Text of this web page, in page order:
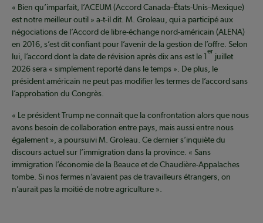
« Bien qu’imparfait, l’ACEUM (Accord Canada–États-Unis–Mexique)
est notre meilleur outil » a-t-il dit. M. Groleau, qui a participé aux
négociations de l’Accord de libre-échange nord-américain (ALENA)
en 2016, s’est dit confiant pour l’avenir de la gestion de l’offre. Selon
lui, l’accord dont la date de révision après dix ans est le 1
er
juillet
2026 sera « simplement reporté dans le temps ». De plus, le
président américain ne peut pas modifier les termes de l’accord sans
l’approbation du Congrès.
« Le président Trump ne connaît que la confrontation alors que nous
avons besoin de collaboration entre pays, mais aussi entre nous
également », a poursuivi M. Groleau. Ce dernier s’inquiète du
discours actuel sur l’immigration dans la province. « Sans
immigration l’économie de la Beauce et de Chaudière-Appalaches
tombe. Si nos fermes n’avaient pas de travailleurs étrangers, on
n’aurait pas la moitié de notre agriculture ».